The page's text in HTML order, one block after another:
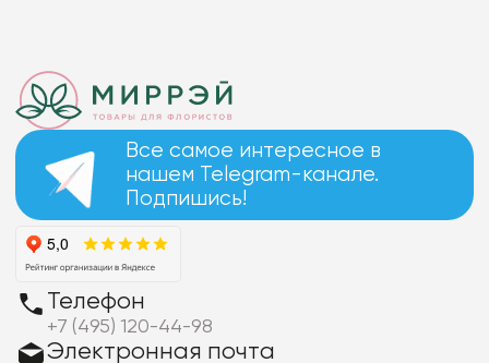
Все самое интересное в
нашем Telegram-канале.
Подпишись!
Телефон
+7 (495) 120-44-98
Электронная почта